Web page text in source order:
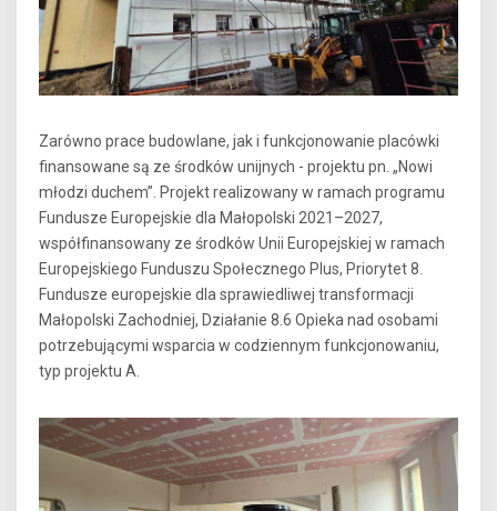
Zarówno prace budowlane, jak i funkcjonowanie placówki
finansowane są ze środków unijnych - projektu pn. „Nowi
młodzi duchem”. Projekt realizowany w ramach programu
Fundusze Europejskie dla Małopolski 2021–2027,
współfinansowany ze środków Unii Europejskiej w ramach
Europejskiego Funduszu Społecznego Plus, Priorytet 8.
Fundusze europejskie dla sprawiedliwej transformacji
Małopolski Zachodniej, Działanie 8.6 Opieka nad osobami
potrzebującymi wsparcia w codziennym funkcjonowaniu,
typ projektu A.